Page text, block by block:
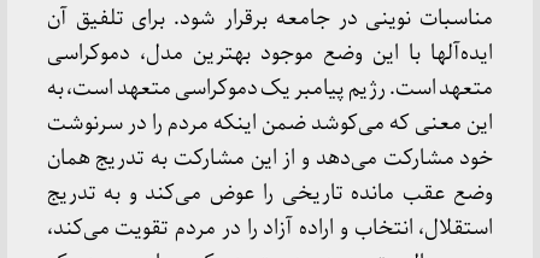
مناسبات نوینی در جامعه برقرار شود. برای تلفیق آن
ایده‌آلها با این وضع موجود بهترین مدل، دموکراسی
متعهد است. رژیم پیامبر یک دموکراسی متعهد است، به
این معنی که می‌کوشد ضمن اینکه مردم را در سرنوشت
خود مشارکت می‌دهد و از این مشارکت به تدریج همان
وضع عقب مانده تاریخی را عوض می‌کند و به تدریج
استقلال، انتخاب و اراده آزاد را در مردم تقویت می‌کند،